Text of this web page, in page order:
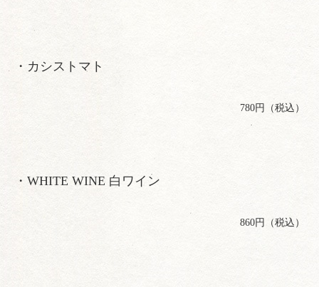
・カシストマト
780円（税込）
・WHITE WINE 白ワイン
860円（税込）